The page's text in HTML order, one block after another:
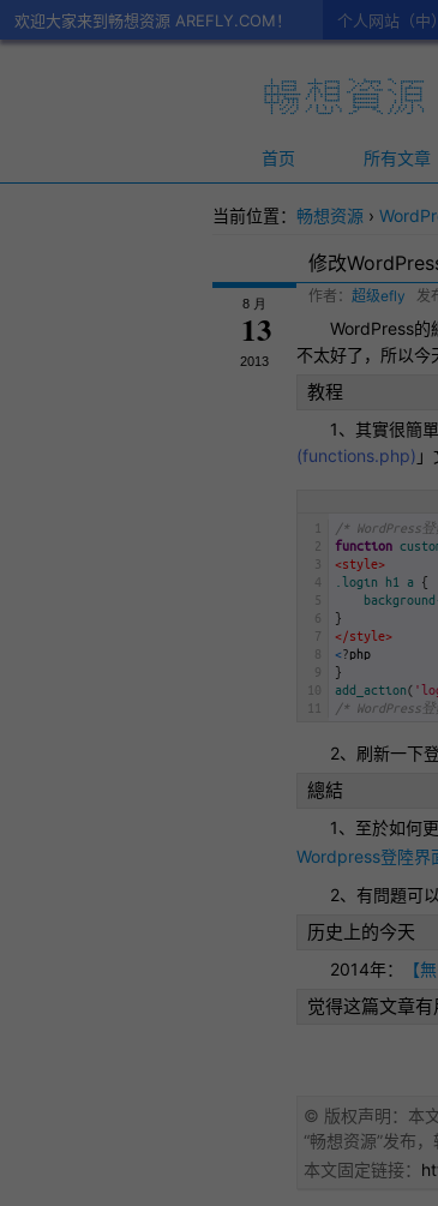
欢迎大家来到畅想资源 AREFLY.COM！ 个人网站（中）
首页 所有文章
当前位置： 畅想资源 ›
修改
8 月
13
2013
作者： 超级efly 发
WordPress的
不太好了，所以
教程
1、其實很簡
(functions.php)
2
3
4
5
6
7
8
9
10
/* WordPress
function
<style>
.login h1 a {
}
</style>
<?php
}
add_action(
/* WordPress
2、刷新一下
總結
1、至於如何
Wordpress登陸界
2、有問題可
历史上的今天
2014年： 【
觉得这篇文章有
© 版权声明：本
“畅想资源”发布，
本文固定链接：